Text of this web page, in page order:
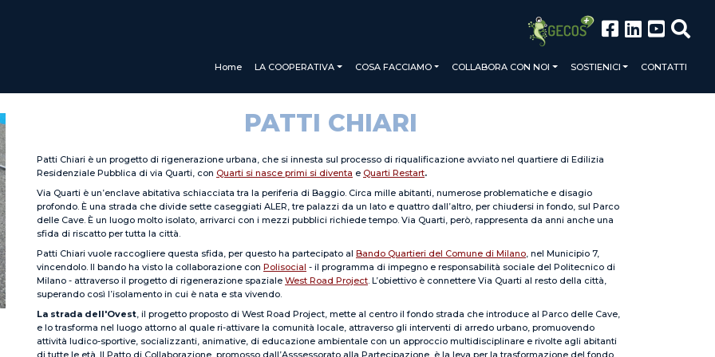
Navigazione principale
Home LA COOPERATIVA COSA FACCIAMO COLLABORA CON NOI SOSTIENICI CONTATTI
PATTI CHIARI
Patti Chiari è un progetto di rigenerazione urbana, che si innesta sul processo di riqualificazione avviato nel quartiere di Edilizia
Residenziale Pubblica di via Quarti, con Quarti si nasce primi si diventa e Quarti Restart.
Via Quarti è un’enclave abitativa schiacciata tra la periferia di Baggio. Circa mille abitanti, numerose problematiche e disagio
profondo. È una strada che divide sette caseggiati ALER, tre palazzi da un lato e quattro dall’altro, per chiudersi in fondo, sul Parco
delle Cave. È un luogo molto isolato, arrivarci con i mezzi pubblici richiede tempo. Via Quarti, però, rappresenta da anni anche una
sfida di riscatto per tutta la città.
Patti Chiari vuole raccogliere questa sfida, per questo ha partecipato al Bando Quartieri del Comune di Milano, nel Municipio 7,
vincendolo. Il bando ha visto la collaborazione con Polisocial - il programma di impegno e responsabilità sociale del Politecnico di
Milano - attraverso il progetto di rigenerazione spaziale West Road Project. L’obiettivo è connettere Via Quarti al resto della città,
superando così l’isolamento in cui è nata e sta vivendo.
La strada dell'Ovest, il progetto proposto di West Road Project, mette al centro il fondo strada che introduce al Parco delle Cave,
e lo trasforma nel luogo attorno al quale ri-attivare la comunità locale, attraverso gli interventi di arredo urbano, promuovendo
attività ludico-sportive, socializzanti, animative, di educazione ambientale con un approccio multidisciplinare e rivolte agli abitanti
di tutte le età. Il Patto di Collaborazione, promosso dall’Asssessorato alla Partecipazione, è la leva per la trasformazione del fondo